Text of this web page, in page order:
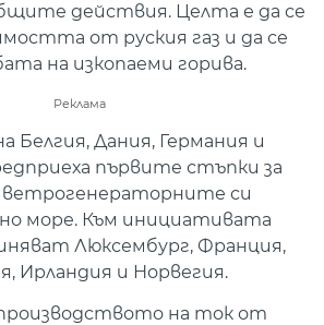
действия. Целта е да се
от руския газ и да се
на изкопаеми горива.
Реклама
Белгия, Дания, Германия и
първите стъпки за
ветрогенераторните си
море. Към инициативата
Люксембург, Франция,
Ирландия и Норвегия.
на ток от